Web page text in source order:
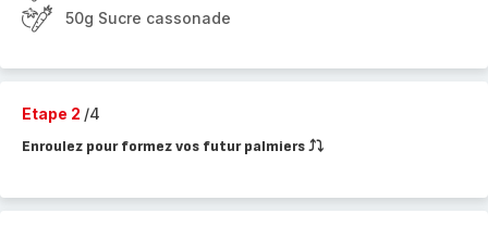
50g Sucre cassonade
Etape 2 /4
Enroulez pour formez vos futur palmiers ⤴️⤵️